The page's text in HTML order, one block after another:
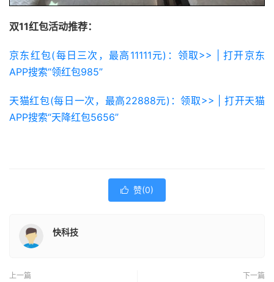
双11红包活动推荐：
京东红包(每日三次，最高11111元)：领取>> | 打开京东
APP搜索“领红包985”
天猫红包(每日一次，最高22888元)：领取>> | 打开天猫
APP搜索“天降红包5656”
 赞(0)
快科技
上一篇 下一篇